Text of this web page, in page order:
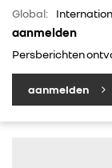
DACIA
ALPINE
Global:
aanmelden
Persberichten
aanmelden